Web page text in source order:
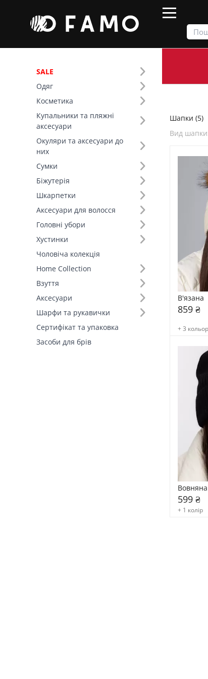
SALE
Одяг
Косметика
Купальники та пляжні
аксесуари
Окуляри та аксесуари до
них
Сумки
Біжутерія
Шкарпетки
Аксесуари для волосся
Головні убори
Хустинки
Чоловіча колекція
Home Collection
Взуття
Аксесуари
Шарфи та рукавички
Сертифікат та упаковка
Засоби для брів
Шапки
Фільтр
Ціна
Основний колір (6)
Сезон (3)
Склад (5)
Відворот (3)
Фасон (1)
Вид шапки (5)
Шапки (5)
Вид
В'язана
859 ₴
+ 3
599 ₴
+ 1 колір